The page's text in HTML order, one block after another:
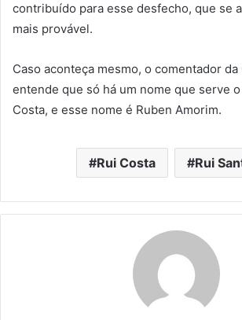
contribuído para esse desfecho, que se
mais provável.
Caso aconteça mesmo, o comentador
entende que só há um nome que serve
Costa, e esse nome é Ruben Amorim.
Rui Costa Rui